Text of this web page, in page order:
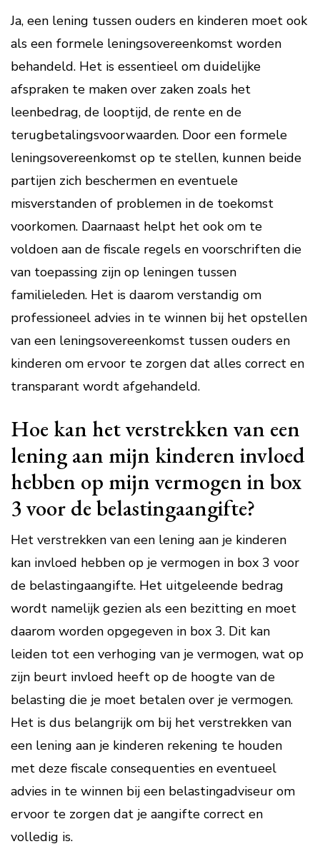
Ja, een lening tussen ouders en kinderen moet ook
als een formele leningsovereenkomst worden
behandeld. Het is essentieel om duidelijke
afspraken te maken over zaken zoals het
leenbedrag, de looptijd, de rente en de
terugbetalingsvoorwaarden. Door een formele
leningsovereenkomst op te stellen, kunnen beide
partijen zich beschermen en eventuele
misverstanden of problemen in de toekomst
voorkomen. Daarnaast helpt het ook om te
voldoen aan de fiscale regels en voorschriften die
van toepassing zijn op leningen tussen
familieleden. Het is daarom verstandig om
professioneel advies in te winnen bij het opstellen
van een leningsovereenkomst tussen ouders en
kinderen om ervoor te zorgen dat alles correct en
transparant wordt afgehandeld.
Hoe kan het verstrekken van een
lening aan mijn kinderen invloed
hebben op mijn vermogen in box
3 voor de belastingaangifte?
Het verstrekken van een lening aan je kinderen
kan invloed hebben op je vermogen in box 3 voor
de belastingaangifte. Het uitgeleende bedrag
wordt namelijk gezien als een bezitting en moet
daarom worden opgegeven in box 3. Dit kan
leiden tot een verhoging van je vermogen, wat op
zijn beurt invloed heeft op de hoogte van de
belasting die je moet betalen over je vermogen.
Het is dus belangrijk om bij het verstrekken van
een lening aan je kinderen rekening te houden
met deze fiscale consequenties en eventueel
advies in te winnen bij een belastingadviseur om
ervoor te zorgen dat je aangifte correct en
volledig is.